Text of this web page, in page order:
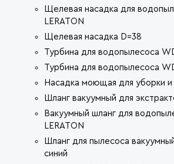
Щелевая насадка для
LERATON
Щелевая насадка D=38
Турбина для водопылесоса
Турбина для водопылесоса
Насадка моющая для уборки и
Шланг вакуумный для
Вакуумный шланг для
LERATON
Шланг для пылесоса
синий